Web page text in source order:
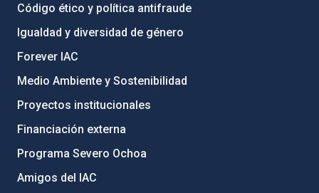
Código ético y política antifraude
Igualdad y diversidad de género
Forever IAC
Medio Ambiente y Sostenibilidad
Proyectos institucionales
Financiación externa
Programa Severo Ochoa
Amigos del IAC